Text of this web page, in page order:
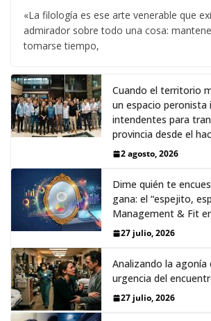
«La filología es ese arte venerable que
admirador sobre todo una cosa:
tomarse tiempo,
Cuando el territorio
un espacio peronista
intendentes para
provincia desde el
2 agosto, 2026
Dime quién te
gana: el “espejito,
Management & Fit
27 julio, 2026
Analizando la agonía
urgencia del
27 julio, 2026